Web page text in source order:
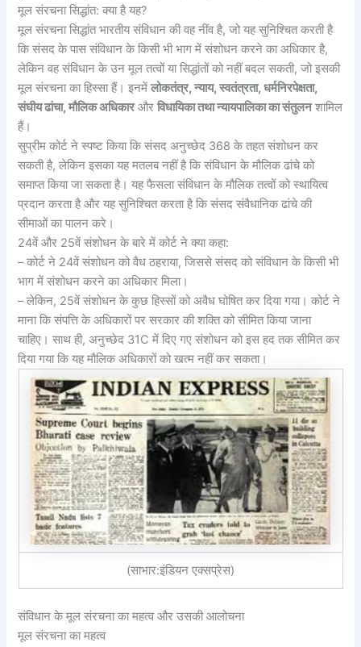
मूल संरचना सिद्धांत: क्या है यह?
मूल संरचना सिद्धांत भारतीय संविधान की वह नींव है, जो यह सुनिश्चित करती है
कि संसद के पास संविधान के किसी भी भाग में संशोधन करने का अधिकार है,
लेकिन वह संविधान के उन मूल तत्वों या सिद्धांतों को नहीं बदल सकती, जो इसकी
मूल संरचना का हिस्सा हैं। इनमेंलोकतंत्र, न्याय, स्वतंत्रता, धर्मनिरपेक्षता,
संघीय ढांचा, मौलिक अधिकारऔरविधायिका तथा न्यायपालिका का संतुलनशामिल
हैं।
सुप्रीम कोर्ट ने स्पष्ट किया कि संसद अनुच्छेद 368 के तहत संशोधन कर
सकती है, लेकिन इसका यह मतलब नहीं है कि संविधान के मौलिक ढांचे को
समाप्त किया जा सकता है। यह फैसला संविधान के मौलिक तत्वों को स्थायित्व
प्रदान करता है और यह सुनिश्चित करता है कि संसद संवैधानिक ढांचे की
सीमाओं का पालन करे।
24वें और 25वें संशोधन के बारे में कोर्ट ने क्या कहा:
– कोर्ट ने 24वें संशोधन को वैध ठहराया, जिससे संसद को संविधान के किसी भी
भाग में संशोधन करने का अधिकार मिला।
– लेकिन, 25वें संशोधन के कुछ हिस्सों को अवैध घोषित कर दिया गया। कोर्ट ने
माना कि संपत्ति के अधिकारों पर सरकार की शक्ति को सीमित किया जाना
चाहिए। साथ ही, अनुच्छेद 31C में दिए गए संशोधन को इस हद तक सीमित कर
दिया गया कि यह मौलिक अधिकारों को खत्म नहीं कर सकता।
(साभार:इंडियन एक्सप्रेस)
संविधान के मूल संरचना का महत्व और उसकी आलोचना
मूल संरचना का महत्व